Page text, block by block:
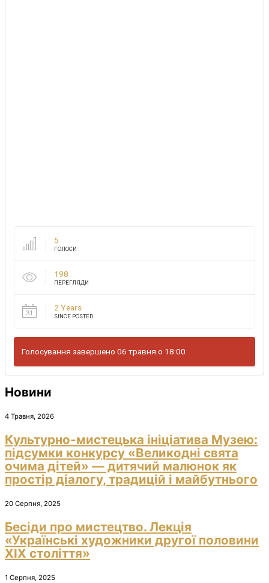
5
ГОЛОСИ
198
ПЕРЕГЛЯДИ
2 Years
SINCE POSTED
Голосування завершено 06 травня о 18:00
Новини
4 Травня, 2026
Культурно-мистецька ініціатива Музею:
підсумки конкурсу «Великодні свята
очима дітей» — дитячий малюнок як
простір діалогу, традицій і майбутнього
20 Серпня, 2025
Бесіди про мистецтво. Лекція
«Українські художники другої половини
ХІХ століття»
1 Серпня, 2025